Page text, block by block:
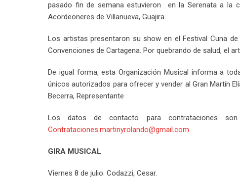
pasado fin de semana estuvieron en la Serenata a la
Acordeoneres de Villanueva, Guajira.
Los artistas presentaron su show en el Festival Cuna
Convenciones de Cartagena. Por quebrando de salud, el
De igual forma, esta Organización Musical informa a
únicos autorizados para ofrecer y vender al Gran Martín
Becerra, Representante
Los datos de contacto para contrataciones
Contrataciones.martinyrolando@gmail.com
GIRA MUSICAL
Viernes 8 de julio: Codazzi, Cesar.